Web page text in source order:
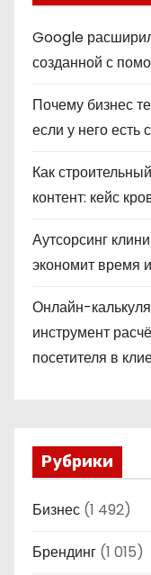
Google
созданной с
Почему бизнес
если у него есть
Как
контент: кейс
Аутсорсинг
экономит время
Онлайн-
инструмент
посетителя в
Рубрики
Бизнес (1 492)
Брендинг (1 015)